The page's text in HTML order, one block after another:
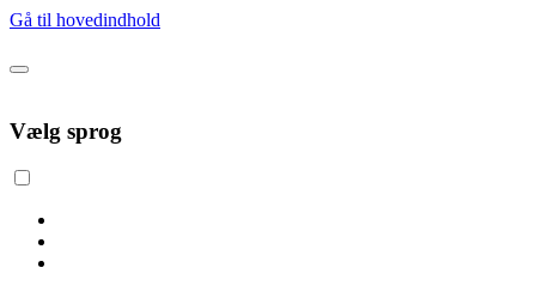
Gå til hovedindhold
Vælg sprog